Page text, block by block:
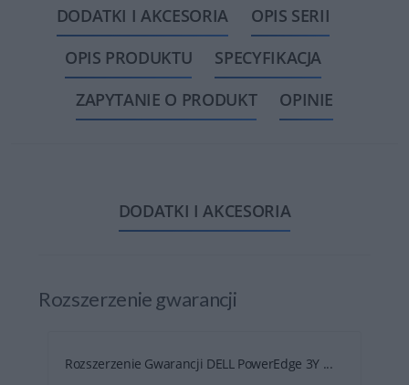
DODATKI I AKCESORIA
OPIS SERII
OPIS PRODUKTU
SPECYFIKACJA
ZAPYTANIE O PRODUKT
OPINIE
DODATKI I AKCESORIA
Rozszerzenie gwarancji
Rozszerzenie Gwarancji DELL PowerEdge 3Y ...